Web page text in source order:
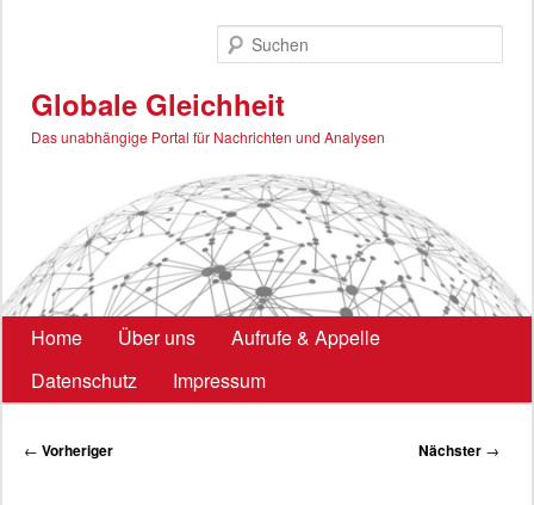
Globale Gleichheit
Das unabhängige Portal für Nachrichten und Analysen
Hauptmenü
Home Über uns
Aufrufe & Appelle
Datenschutz
Impressum
Beitragsnavigation
← Vorheriger Nächster →